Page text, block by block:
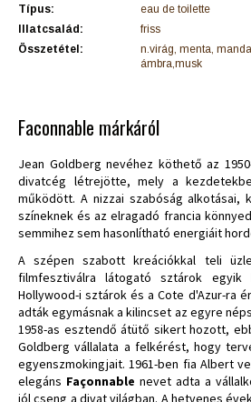
Típus:
eau de toilette
Illatcsalád:
friss
Összetétel:
n.virág, menta,
ámbra,musk
Faconnable márkáról
Jean Goldberg nevéhez köthető az
divatcég létrejötte, mely a
működött. A nizzai szabóság alkotásai,
színeknek és az elragadó francia
semmihez sem hasonlítható energiáit
A szépen szabott kreációkkal teli
filmfesztiválra látogató sztárok egyik
Hollywood-i sztárok és a Cote d'Azur-ra
adták egymásnak a kilincset az egyre
1958-as esztendő átütő sikert hozott,
Goldberg vállalata a felkérést, hogy
egyenszmokingjait. 1961-ben fia Albert
elegáns Façonnable nevet adta a